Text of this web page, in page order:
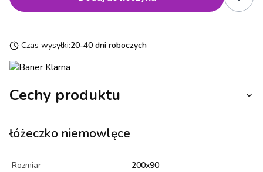
Czas wysyłki:20-40 dni roboczych
Cechy produktu
łóżeczko niemowlęce
Rozmiar 200x90